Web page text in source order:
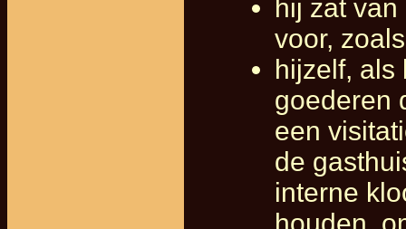
hij zat
voor,
hijzelf, als
goederen
een
de
interne